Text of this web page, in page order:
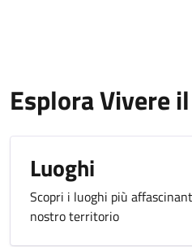
Esplora Vivere
Luoghi
Scopri i luoghi più
nostro territorio